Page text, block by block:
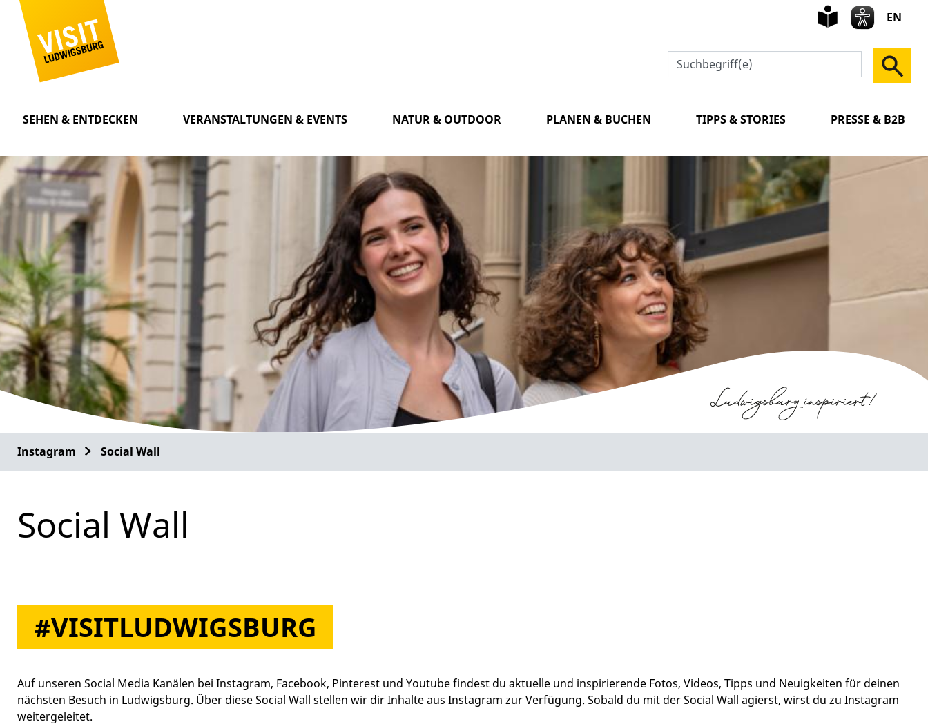
EN
SEHEN & ENTDECKEN VERANSTALTUNGEN & EVENTS NATUR & OUTDOOR PLANEN & BUCHEN TIPPS & STORIES PRESSE & B2B
Instagram Social Wall
Social Wall
#VISITLUDWIGSBURG
Auf unseren Social Media Kanälen bei Instagram, Facebook, Pinterest und Youtube findest du aktuelle und inspirierende Fotos, Videos, Tipps und Neuigkeiten für deinen
nächsten Besuch in Ludwigsburg. Über diese Social Wall stellen wir dir Inhalte aus Instagram zur Verfügung. Sobald du mit der Social Wall agierst, wirst du zu Instagram
weitergeleitet.